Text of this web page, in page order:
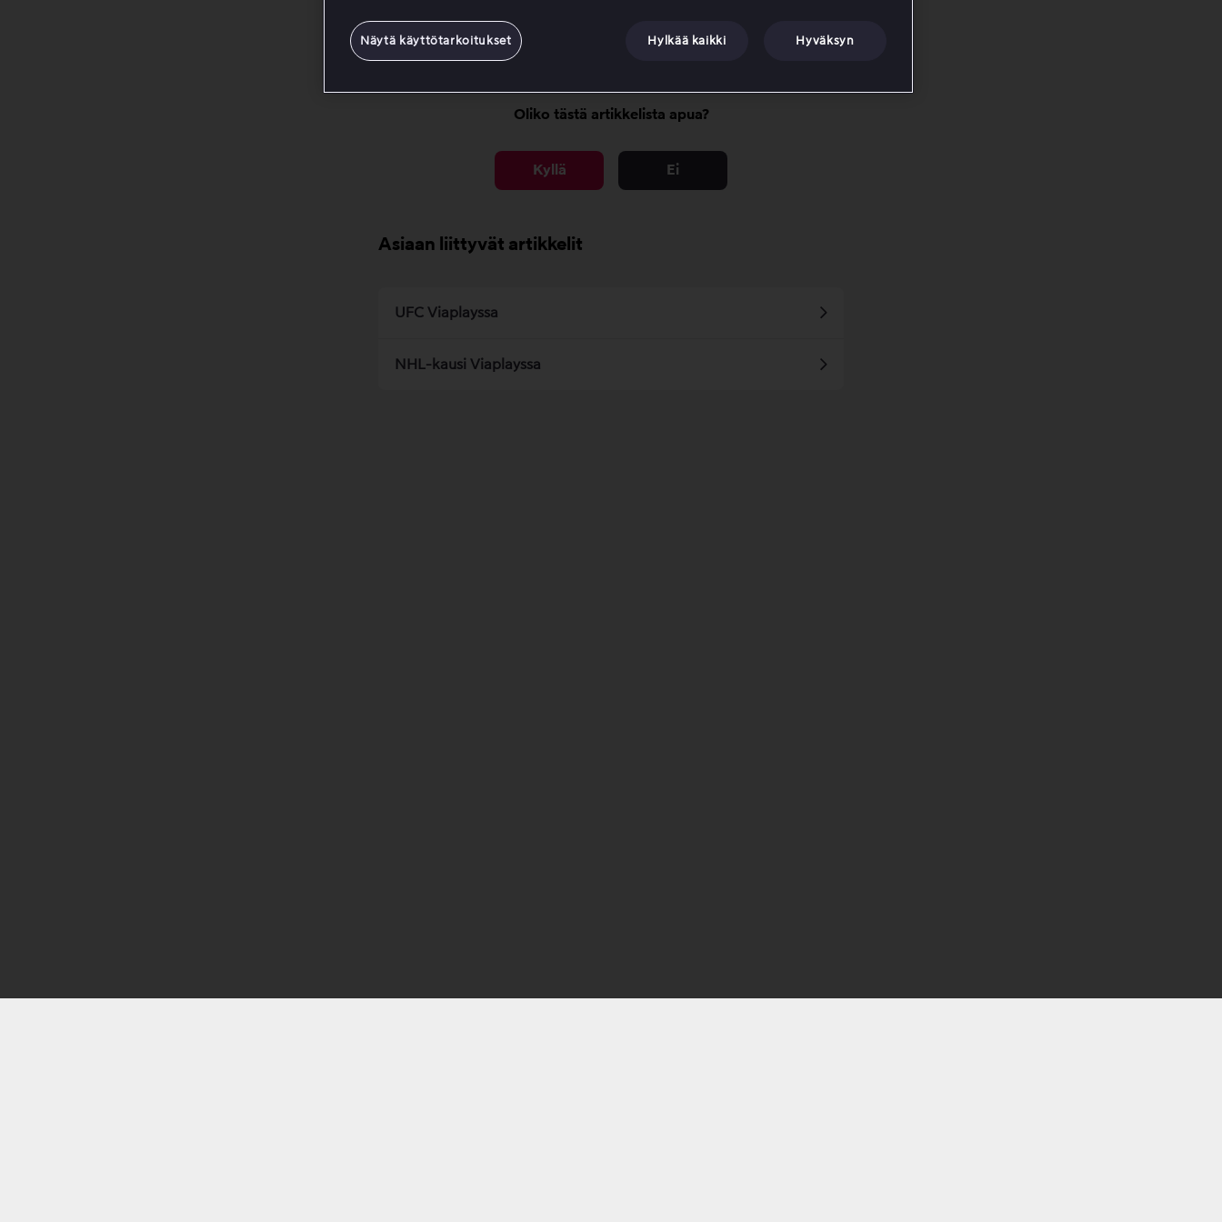
Voinko katsoa otteluita jälkikäteen?
Oliko tästä artikkelista apua?
Kyllä Ei
Asiaan liittyvät artikkelit
UFC Viaplayssa
NHL-kausi Viaplayssa
Näytä käyttötarkoitukset Hylkää kaikki Hyväksyn